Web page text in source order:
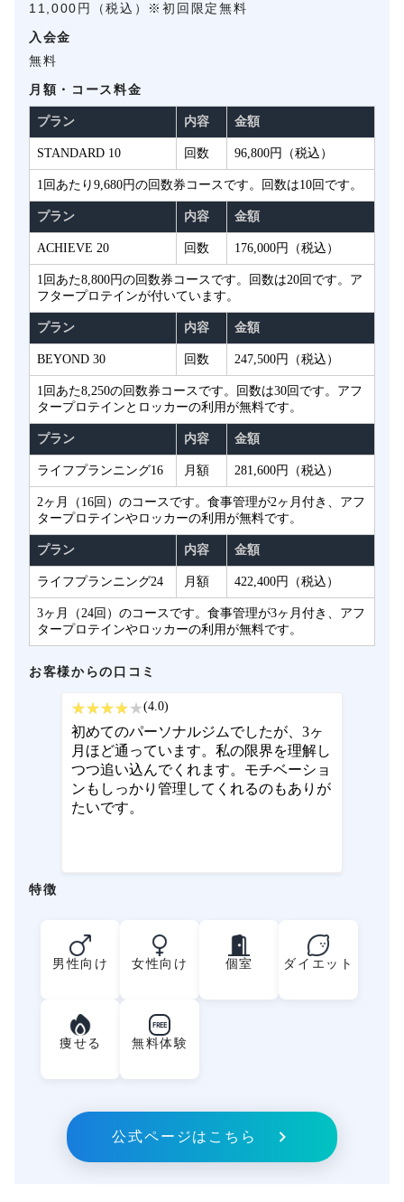
11,000円（税込）※初回限定無料
入会金
無料
月額・コース料金
プラン 内容 金額
STANDARD 10 回数 96,800円（税込）
1回あたり9,680円の回数券コースです。回数は10回です。
プラン 内容 金額
ACHIEVE 20 回数 176,000円（税込）
1回あた8,800円の回数券コースです。回数は20回です。ア
フタープロテインが付いています。
プラン 内容 金額
BEYOND 30 回数 247,500円（税込）
1回あた8,250の回数券コースです。回数は30回です。アフ
タープロテインとロッカーの利用が無料です。
プラン 内容 金額
ライフプランニング16 月額 281,600円（税込）
2ヶ月（16回）のコースです。食事管理が2ヶ月付き、アフ
タープロテインやロッカーの利用が無料です。
プラン 内容 金額
ライフプランニング24 月額 422,400円（税込）
3ヶ月（24回）のコースです。食事管理が3ヶ月付き、アフ
タープロテインやロッカーの利用が無料です。
お客様からの口コミ
(4.0)
初めてのパーソナルジムでしたが、3ヶ
月ほど通っています。私の限界を理解し
つつ追い込んでくれます。モチベーショ
ンもしっかり管理してくれるのもありが
たいです。
特徴
男性向け 女性向け 個室 ダイエット
痩せる
FREE
無料体験
公式ページはこちら